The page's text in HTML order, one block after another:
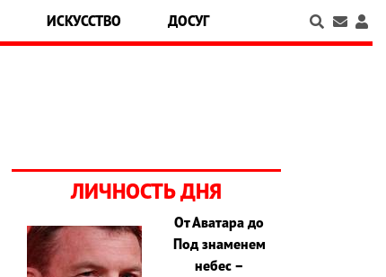
ИСКУССТВО ДОСУГ
ЛИЧНОСТЬ ДНЯ
От Аватара до
Под знаменем
небес –